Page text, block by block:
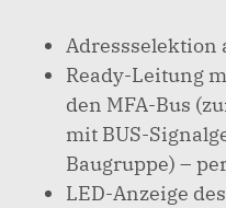
Adressselektion
Ready-Leitung
den MFA-Bus
mit BUS-
Baugruppe) –
LED-Anzeige